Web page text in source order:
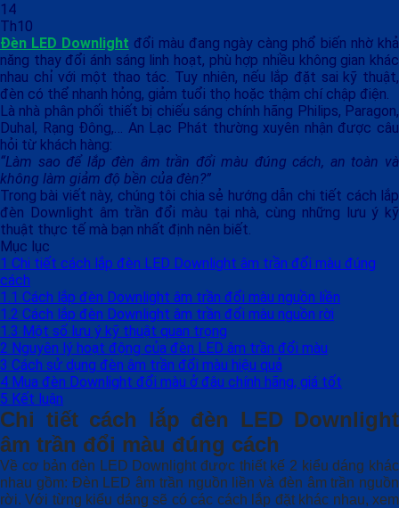
14
Th10
Đèn LED Downlight đổi màu đang ngày càng phổ biến nhờ khả
năng thay đổi ánh sáng linh hoạt, phù hợp nhiều không gian khác
nhau chỉ với một thao tác. Tuy nhiên, nếu lắp đặt sai kỹ thuật,
đèn có thể nhanh hỏng, giảm tuổi thọ hoặc thậm chí chập điện.
Là nhà phân phối thiết bị chiếu sáng chính hãng Philips, Paragon,
Duhal, Rạng Đông,… An Lạc Phát thường xuyên nhận được câu
hỏi từ khách hàng:
“Làm sao để lắp đèn âm trần đổi màu đúng cách, an toàn và
không làm giảm độ bền của đèn?”
Trong bài viết này, chúng tôi chia sẻ hướng dẫn chi tiết cách lắp
đèn Downlight âm trần đổi màu tại nhà, cùng những lưu ý kỹ
thuật thực tế mà bạn nhất định nên biết.
Mục lục
1 Chi tiết cách lắp đèn LED Downlight âm trần đổi màu đúng
cách
1.1 Cách lắp đèn Downlight âm trần đổi màu nguồn liền
1.2 Cách lắp đèn Downlight âm trần đổi màu nguồn rời
1.3 Một số lưu ý kỹ thuật quan trọng
2 Nguyên lý hoạt động của đèn LED âm trần đổi màu
3 Cách sử dụng đèn âm trần đổi màu hiệu quả
4 Mua đèn Downlight đổi màu ở đâu chính hãng, giá tốt
5 Kết luận
Chi tiết cách lắp đèn LED Downlight
âm trần đổi màu đúng cách
Về cơ bản đèn LED Downlight được thiết kế 2 kiểu dáng khác
nhau gồm: Đèn LED âm trần nguồn liền và đèn âm trần nguồn
rời. Với từng kiểu dáng sẽ có các cách lắp đặt khác nhau, xem